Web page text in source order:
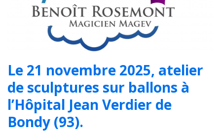
Le 21 novembre 2025, atelier
de sculptures sur ballons à
l’Hôpital Jean Verdier de
Bondy (93).